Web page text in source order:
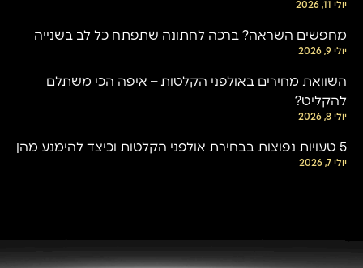
יולי 11, 2026
מחפשים השראה? ברכה לחתונה שתפתח כל לב בשנייה
יולי 9, 2026
השוואת מחירים באולפני הקלטות – איפה הכי משתלם
להקליט?
יולי 8, 2026
5 טעויות נפוצות בבחירת אולפני הקלטות וכיצד להימנע מהן
יולי 7, 2026